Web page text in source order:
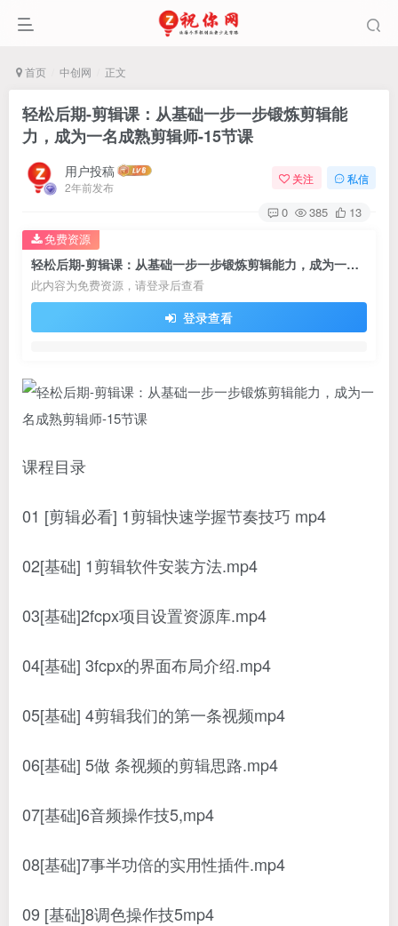
首页 中创网 正文
轻松后期-剪辑课：从基础一步一步锻炼剪辑能
力，成为一名成熟剪辑师-15节课
用户投稿
2年前发布
关注 私信
0 385 13
轻松后期-剪辑课：从基础一步一步锻炼剪辑能力，成为一名成熟剪辑师-15节课
此内容为免费资源，请登录后查看
登录查看
免费资源
课程目录
01 [剪辑必看] 1剪辑快速学握节奏技巧 mp4
02[基础] 1剪辑软件安装方法.mp4
03[基础]2fcpx项目设置资源库.mp4
04[基础] 3fcpx的界面布局介绍.mp4
05[基础] 4剪辑我们的第一条视频mp4
06[基础] 5做 条视频的剪辑思路.mp4
07[基础]6音频操作技5,mp4
08[基础]7事半功倍的实用性插件.mp4
09 [基础]8调色操作技5mp4